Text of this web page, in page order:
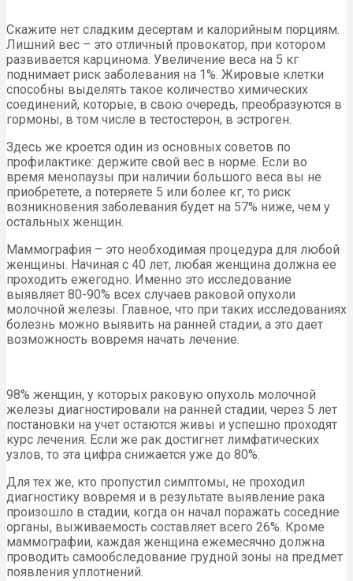
Скажите нет сладким десертам и калорийным порциям.
Лишний вес – это отличный провокатор, при котором
развивается карцинома. Увеличение веса на 5 кг
поднимает риск заболевания на 1%. Жировые клетки
способны выделять такое количество химических
соединений, которые, в свою очередь, преобразуются в
гормоны, в том числе в тестостерон, в эстроген.
Здесь же кроется один из основных советов по
профилактике: держите свой вес в норме. Если во
время менопаузы при наличии большого веса вы не
приобретете, а потеряете 5 или более кг, то риск
возникновения заболевания будет на 57% ниже, чем у
остальных женщин.
Маммография – это необходимая процедура для любой
женщины. Начиная с 40 лет, любая женщина должна ее
проходить ежегодно. Именно это исследование
выявляет 80-90% всех случаев раковой опухоли
молочной железы. Главное, что при таких исследованиях
болезнь можно выявить на ранней стадии, а это дает
возможность вовремя начать лечение.
98% женщин, у которых раковую опухоль молочной
железы диагностировали на ранней стадии, через 5 лет
постановки на учет остаются живы и успешно проходят
курс лечения. Если же рак достигнет лимфатических
узлов, то эта цифра снижается уже до 80%.
Для тех же, кто пропустил симптомы, не проходил
диагностику вовремя и в результате выявление рака
произошло в стадии, когда он начал поражать соседние
органы, выживаемость составляет всего 26%. Кроме
маммографии, каждая женщина ежемесячно должна
проводить самообследование грудной зоны на предмет
появления уплотнений.